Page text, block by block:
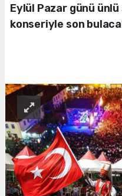
Eylül Pazar günü ünlü
konseriyle son